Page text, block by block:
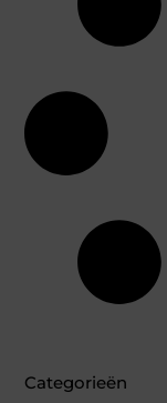
Categorieën